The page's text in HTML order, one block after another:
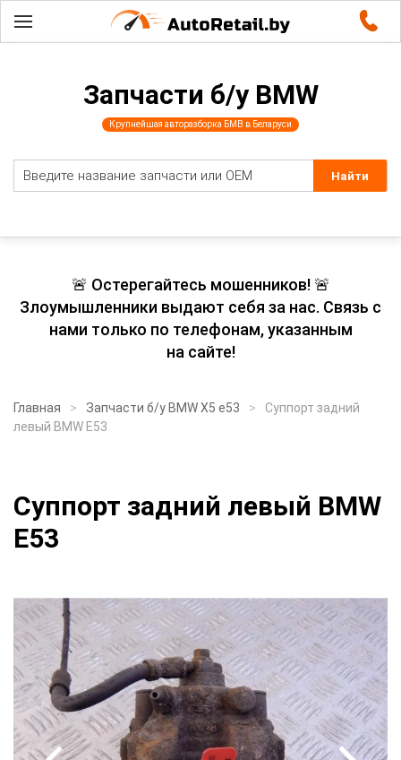
Запчасти б/у BMW
Крупнейшая авторазборка БМВ в Беларуси
🚨 Остерегайтесь мошенников! 🚨
Злоумышленники выдают себя за нас. Связь с
нами только по телефонам, указанным
на сайте!
Главная Запчасти б/у BMW X5 e53
Суппорт задний
левый BMW E53
Суппорт задний левый BMW
E53